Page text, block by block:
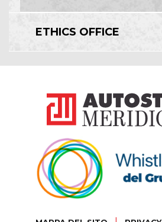
ETHICS OFFICE